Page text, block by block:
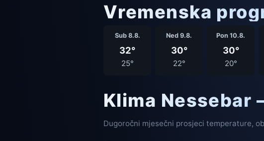
Vremenska
Sub 8.8.
32°
25°
Ned 9.8.
30°
22°
Pon 10.8.
30°
20°
Klima Nessebar
Dugoročni mjesečni prosjeci temperature,